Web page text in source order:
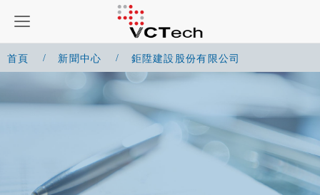
首頁 新聞中心 鉅陞建設股份有限公司